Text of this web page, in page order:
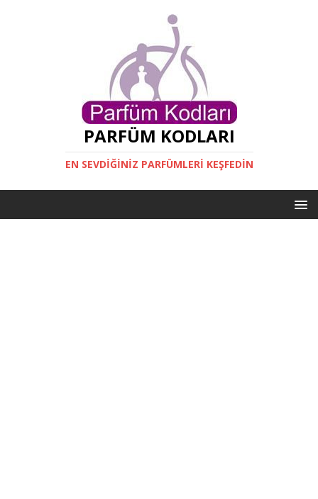
PARFÜM KODLARI
EN SEVDIĞINIZ PARFÜMLERI KEŞFEDIN